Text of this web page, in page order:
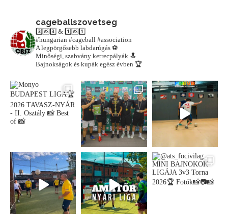
cageballszovetseg
3️⃣🆚3️⃣ & 1️⃣🆚1️⃣
#hungarian #cageball #association
A legpörgősebb labdarúgás ⚽️
Minőségi, szabvány ketrecpályák 🔝
Bajnokságok és kupák egész évben 🏆